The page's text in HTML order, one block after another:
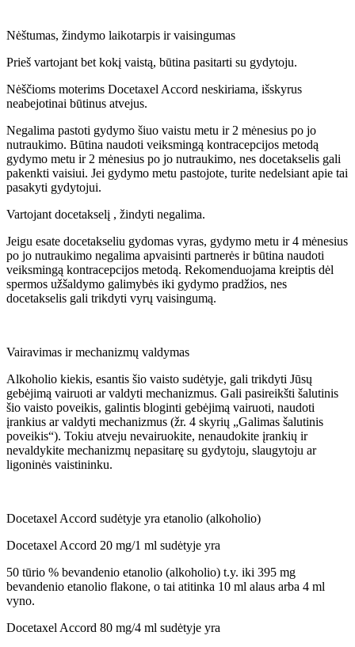
Nėštumas, žindymo laikotarpis ir vaisingumas
Prieš vartojant bet kokį vaistą, būtina pasitarti su gydytoju.
Nėščioms moterims Docetaxel Accord neskiriama, išskyrus
neabejotinai būtinus atvejus.
Negalima pastoti gydymo šiuo vaistu metu ir 2 mėnesius po jo
nutraukimo. Būtina naudoti veiksmingą kontracepcijos metodą
gydymo metu ir 2 mėnesius po jo nutraukimo, nes docetakselis gali
pakenkti vaisiui. Jei gydymo metu pastojote, turite nedelsiant apie tai
pasakyti gydytojui.
Vartojant docetakselį , žindyti negalima.
Jeigu esate docetakseliu gydomas vyras, gydymo metu ir 4 mėnesius
po jo nutraukimo negalima apvaisinti partnerės ir būtina naudoti
veiksmingą kontracepcijos metodą. Rekomenduojama kreiptis dėl
spermos užšaldymo galimybės iki gydymo pradžios, nes
docetakselis gali trikdyti vyrų vaisingumą.
Vairavimas ir mechanizmų valdymas
Alkoholio kiekis, esantis šio vaisto sudėtyje, gali trikdyti Jūsų
gebėjimą vairuoti ar valdyti mechanizmus. Gali pasireikšti šalutinis
šio vaisto poveikis, galintis bloginti gebėjimą vairuoti, naudoti
įrankius ar valdyti mechanizmus (žr. 4 skyrių „Galimas šalutinis
poveikis“). Tokiu atveju nevairuokite, nenaudokite įrankių ir
nevaldykite mechanizmų nepasitarę su gydytoju, slaugytoju ar
ligoninės vaistininku.
Docetaxel Accord sudėtyje yra etanolio (alkoholio)
Docetaxel Accord 20 mg/1 ml sudėtyje yra
50 tūrio % bevandenio etanolio (alkoholio) t.y. iki 395 mg
bevandenio etanolio flakone, o tai atitinka 10 ml alaus arba 4 ml
vyno.
Docetaxel Accord 80 mg/4 ml sudėtyje yra